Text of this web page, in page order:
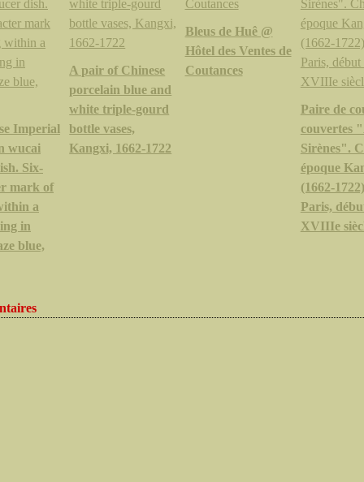
Imperial
wucai
Six-
mark of
a
in
blue,
A pair of Chinese
porcelain blue and
white triple-gourd
bottle vases,
Kangxi, 1662-1722
Bleus de Huê @
Hôtel des Ventes de
Coutances
Paire de
couvertes
Sirènes".
époque
(1662-
Paris,
XVIIIe